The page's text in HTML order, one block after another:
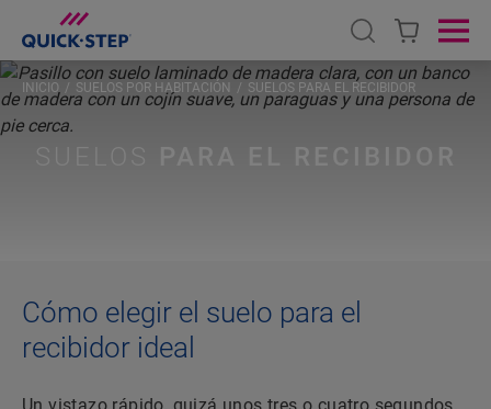
Open search
INICIO SUELOS POR HABITACIÓN SUELOS PARA EL RECIBIDOR
Cómo elegir el suelo para el
recibidor ideal